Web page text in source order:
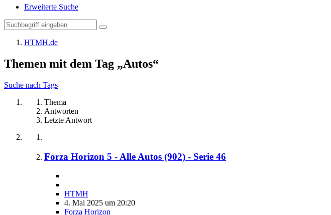
Erweiterte Suche
HTMH.de
Themen mit dem Tag „Autos“
Suche nach Tags
Thema
Antworten
Letzte Antwort
Forza Horizon 5 - Alle Autos (902) - Serie 46
HTMH
4. Mai 2025 um 20:20
Forza Horizon